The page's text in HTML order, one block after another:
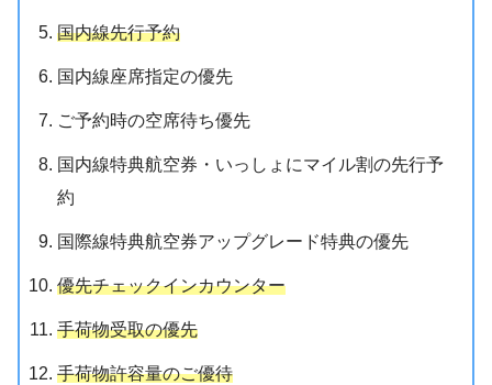
国内線先行予約
国内線座席指定の優先
ご予約時の空席待ち優先
国内線特典航空券・いっしょにマイル割の先行予
約
国際線特典航空券アップグレード特典の優先
優先チェックインカウンター
手荷物受取の優先
手荷物許容量のご優待